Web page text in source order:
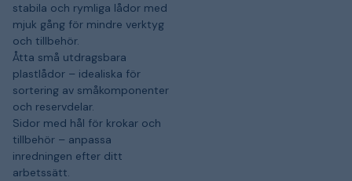
stabila och rymliga lådor med
mjuk gång för mindre verktyg
och tillbehör.
Åtta små utdragsbara
plastlådor – idealiska för
sortering av småkomponenter
och reservdelar.
Sidor med hål för krokar och
tillbehör – anpassa
inredningen efter ditt
arbetssätt.